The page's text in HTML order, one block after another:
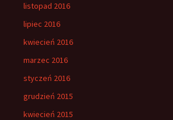
listopad 2016
lipiec 2016
kwiecień 2016
marzec 2016
styczeń 2016
grudzień 2015
kwiecień 2015